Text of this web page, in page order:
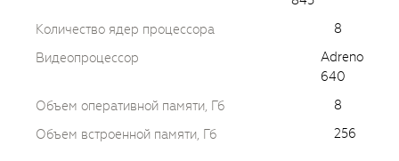
Количество ядер процессора
8
Видеопроцессор
Adreno
640
Объем оперативной памяти, Гб
8
Объем встроенной памяти, Гб
256